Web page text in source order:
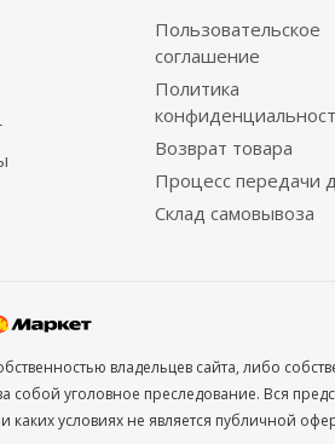
Пользовательское
соглашение
Политика
Возврат товара
Процесс передачи
Склад самовывоза
владельцев сайта, либо
уголовное преследование. Вся
условиях не является публичной